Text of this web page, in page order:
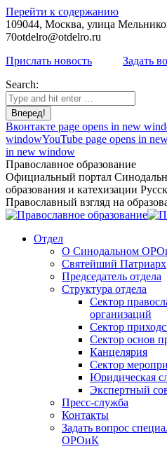
Перейти к содержанию
109044, Москва, улица
70otdelro@otdelro.ru
Прислать новость
Задать
Search:
Вконтакте page opens in new
windowYouTube page opens in
in new window
Православное образование
Официальный портал
образования и катехизации
Православный взгляд на
Отдел
О Синодальном
Святейший Патриарх
Председатель отдела
Структура отдела
Сектор
организаций
Сектор
Сектор основ
Канцелярия
Сектор
Юридическая
Экспертный
Пресс-служба
Контакты
Задать вопрос
ОРОиК